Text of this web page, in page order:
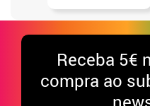
Receba 5€
compra ao